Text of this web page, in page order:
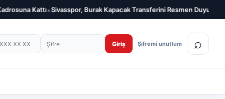
Kattı•Sivasspor, Burak Kapacak Transferini Resmen Duyurdu•
numarası Şifre Giriş Şifremi unuttum ⌕